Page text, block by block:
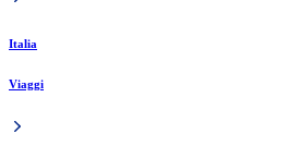
Italia
Viaggi